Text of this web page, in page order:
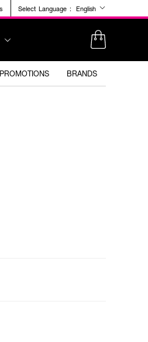
Select Language : English
PROMOTIONS BRANDS